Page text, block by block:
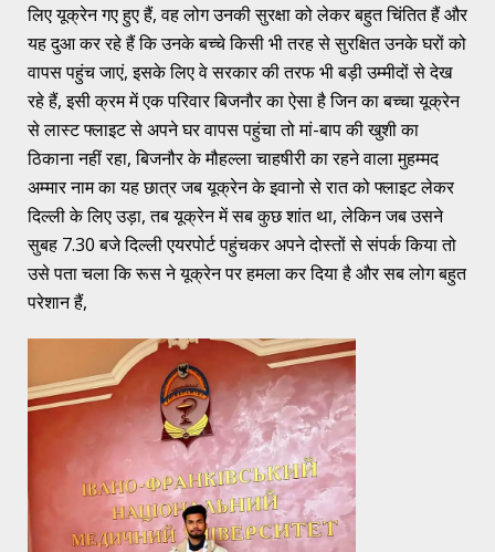
लिए यूक्रेन गए हुए हैं, वह लोग उनकी सुरक्षा को लेकर बहुत चिंतित हैं और
यह दुआ कर रहे हैं कि उनके बच्चे किसी भी तरह से सुरक्षित उनके घरों को
वापस पहुंच जाएं, इसके लिए वे सरकार की तरफ भी बड़ी उम्मीदों से देख
रहे हैं, इसी क्रम में एक परिवार बिजनौर का ऐसा है जिन का बच्चा यूक्रेन
से लास्ट फ्लाइट से अपने घर वापस पहुंचा तो मां-बाप की खुशी का
ठिकाना नहीं रहा, बिजनौर के मौहल्ला चाहषीरी का रहने वाला मुहम्मद
अम्मार नाम का यह छात्र जब यूक्रेन के इवानो से रात को फ्लाइट लेकर
दिल्ली के लिए उड़ा, तब यूक्रेन में सब कुछ शांत था, लेकिन जब उसने
सुबह 7.30 बजे दिल्ली एयरपोर्ट पहुंचकर अपने दोस्तों से संपर्क किया तो
उसे पता चला कि रूस ने यूक्रेन पर हमला कर दिया है और सब लोग बहुत
परेशान हैं,